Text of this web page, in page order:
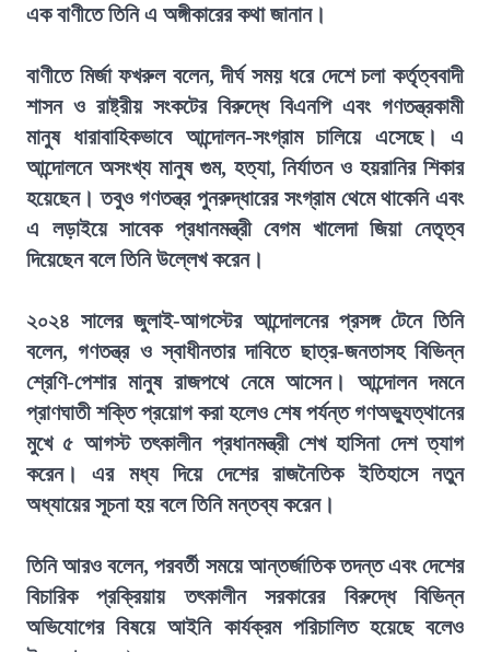
এক বাণীতে তিনি এ অঙ্গীকারের কথা জানান।
বাণীতে মির্জা ফখরুল বলেন, দীর্ঘ সময় ধরে দেশে চলা কর্তৃত্ববাদী
শাসন ও রাষ্ট্রীয় সংকটের বিরুদ্ধে বিএনপি এবং গণতন্ত্রকামী
মানুষ ধারাবাহিকভাবে আন্দোলন-সংগ্রাম চালিয়ে এসেছে। এ
আন্দোলনে অসংখ্য মানুষ গুম, হত্যা, নির্যাতন ও হয়রানির শিকার
হয়েছেন। তবুও গণতন্ত্র পুনরুদ্ধারের সংগ্রাম থেমে থাকেনি এবং
এ লড়াইয়ে সাবেক প্রধানমন্ত্রী বেগম খালেদা জিয়া নেতৃত্ব
দিয়েছেন বলে তিনি উল্লেখ করেন।
২০২৪ সালের জুলাই-আগস্টের আন্দোলনের প্রসঙ্গ টেনে তিনি
বলেন, গণতন্ত্র ও স্বাধীনতার দাবিতে ছাত্র-জনতাসহ বিভিন্ন
শ্রেণি-পেশার মানুষ রাজপথে নেমে আসেন। আন্দোলন দমনে
প্রাণঘাতী শক্তি প্রয়োগ করা হলেও শেষ পর্যন্ত গণঅভ্যুত্থানের
মুখে ৫ আগস্ট তৎকালীন প্রধানমন্ত্রী শেখ হাসিনা দেশ ত্যাগ
করেন। এর মধ্য দিয়ে দেশের রাজনৈতিক ইতিহাসে নতুন
অধ্যায়ের সূচনা হয় বলে তিনি মন্তব্য করেন।
তিনি আরও বলেন, পরবর্তী সময়ে আন্তর্জাতিক তদন্ত এবং দেশের
বিচারিক প্রক্রিয়ায় তৎকালীন সরকারের বিরুদ্ধে বিভিন্ন
অভিযোগের বিষয়ে আইনি কার্যক্রম পরিচালিত হয়েছে বলেও